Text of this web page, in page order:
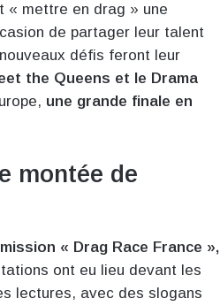
« mettre en drag » une
de partager leur talent
défis feront leur
the Queens et le Drama
une grande finale en
montée de
« Drag Race France »,
ont eu lieu devant les
lectures, avec des slogans